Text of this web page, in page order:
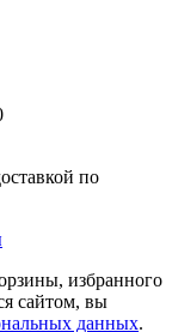
по
избранного
сайтом, вы
данных.